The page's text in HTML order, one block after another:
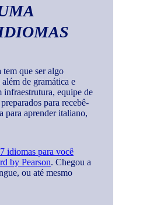
que ser algo
de gramática e
equipe de
para recebê-
para aprender italiano,
idiomas para você
by Pearson. Chegou a
ou até mesmo